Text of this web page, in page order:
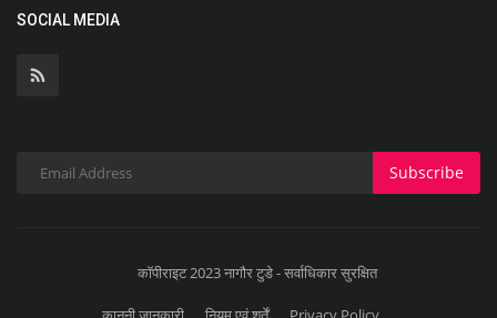
SOCIAL MEDIA
Subscribe
कॉपीराइट 2023 नागौर टुडे - सर्वाधिकार सुरक्षित